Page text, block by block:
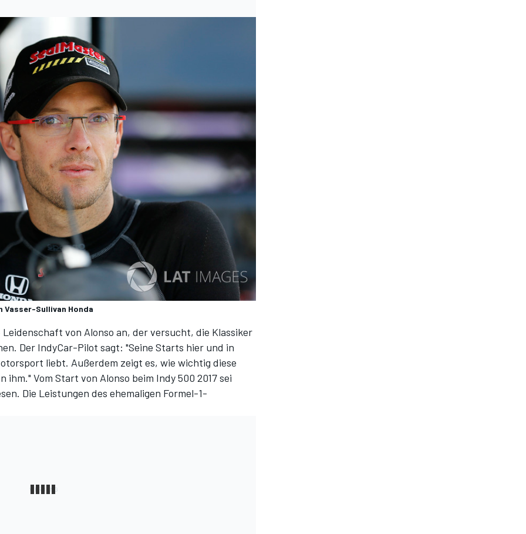
Vasser-Sullivan Honda
von Alonso an, der versucht, die Klassiker
Der IndyCar-Pilot sagt: "Seine Starts hier und in
liebt. Außerdem zeigt es, wie wichtig diese
ihm." Vom Start von Alonso beim Indy 500 2017 sei
Die Leistungen des ehemaligen Formel-1-